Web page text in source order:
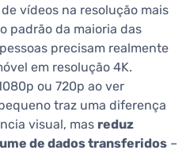
vídeos na resolução mais
padrão da maioria das
precisam realmente
em resolução 4K.
ou 720p ao ver
traz uma diferença
visual, mas reduz
de dados transferidos –